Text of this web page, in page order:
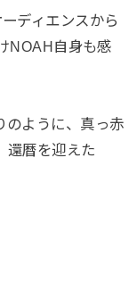
ディエンスから
NOAH自身も感
のように、真っ赤
還暦を迎えた